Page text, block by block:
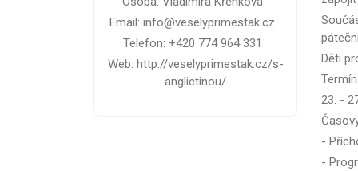
Email: info@veselyprimestak.cz
Telefon: +420 774 964 331
Web: http://veselyprimestak.cz/s-
anglictinou/
Děti
23. -
-
-